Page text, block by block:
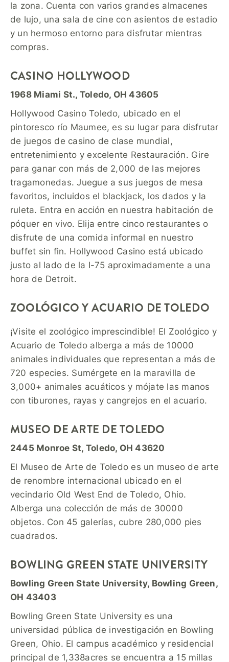
la zona. Cuenta con varios grandes almacenes
de lujo, una sala de cine con asientos de estadio
y un hermoso entorno para disfrutar mientras
compras.
CASINO HOLLYWOOD
1968 Miami St., Toledo, OH 43605
Hollywood Casino Toledo, ubicado en el
pintoresco río Maumee, es su lugar para disfrutar
de juegos de casino de clase mundial,
entretenimiento y excelente Restauración. Gire
para ganar con más de 2,000 de las mejores
tragamonedas. Juegue a sus juegos de mesa
favoritos, incluidos el blackjack, los dados y la
ruleta. Entra en acción en nuestra habitación de
póquer en vivo. Elija entre cinco restaurantes o
disfrute de una comida informal en nuestro
buffet sin fin. Hollywood Casino está ubicado
justo al lado de la I-75 aproximadamente a una
hora de Detroit.
ZOOLÓGICO Y ACUARIO DE TOLEDO
¡Visite el zoológico imprescindible! El Zoológico y
Acuario de Toledo alberga a más de 10000
animales individuales que representan a más de
720 especies. Sumérgete en la maravilla de
3,000+ animales acuáticos y mójate las manos
con tiburones, rayas y cangrejos en el acuario.
MUSEO DE ARTE DE TOLEDO
2445 Monroe St, Toledo, OH 43620
El Museo de Arte de Toledo es un museo de arte
de renombre internacional ubicado en el
vecindario Old West End de Toledo, Ohio.
Alberga una colección de más de 30000
objetos. Con 45 galerías, cubre 280,000 pies
cuadrados.
BOWLING GREEN STATE UNIVERSITY
Bowling Green State University, Bowling Green,
OH 43403
Bowling Green State University es una
universidad pública de investigación en Bowling
Green, Ohio. El campus académico y residencial
principal de 1,338acres se encuentra a 15 millas